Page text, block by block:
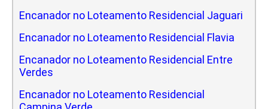
Encanador no Loteamento Residencial Jaguari
Encanador no Loteamento Residencial Flavia
Encanador no Loteamento Residencial Entre
Verdes
Encanador no Loteamento Residencial